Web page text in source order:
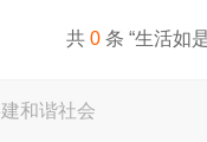
共0 条 “生活如